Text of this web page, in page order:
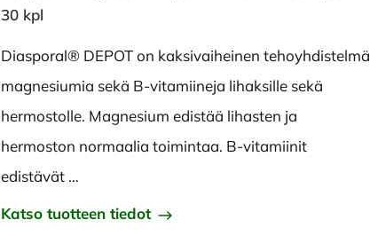
30 kpl
Diasporal® DEPOT on kaksivaiheinen tehoyhdistelmä
magnesiumia sekä B-vitamiineja lihaksille sekä
hermostolle. Magnesium edistää lihasten ja
hermoston normaalia toimintaa. B-vitamiinit
edistävät …
Katso tuotteen tiedot